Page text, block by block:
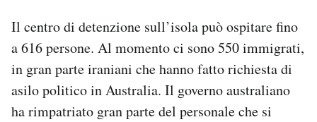
Il centro di detenzione sull’isola può ospitare fino
a 616 persone. Al momento ci sono 550 immigrati,
in gran parte iraniani che hanno fatto richiesta di
asilo politico in Australia. Il governo australiano
ha rimpatriato gran parte del personale che si